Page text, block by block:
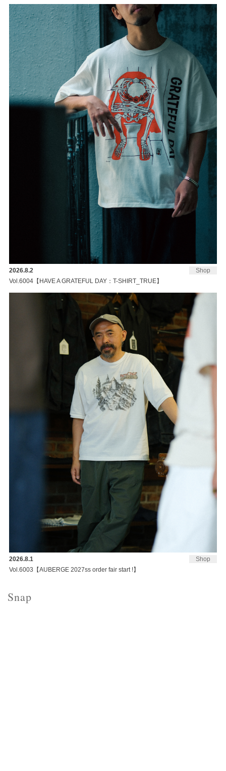
Shop
2026.8.2
Vol.6004【HAVE A GRATEFUL DAY：T-SHIRT_TRUE】
Shop
2026.8.1
Vol.6003【AUBERGE 2027ss order fair start !】
Snap